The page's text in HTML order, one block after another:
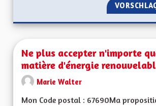
Ne plus accepter n'importe
matière d'énergie
Marie Walter
Mon Code postal : 67690Ma